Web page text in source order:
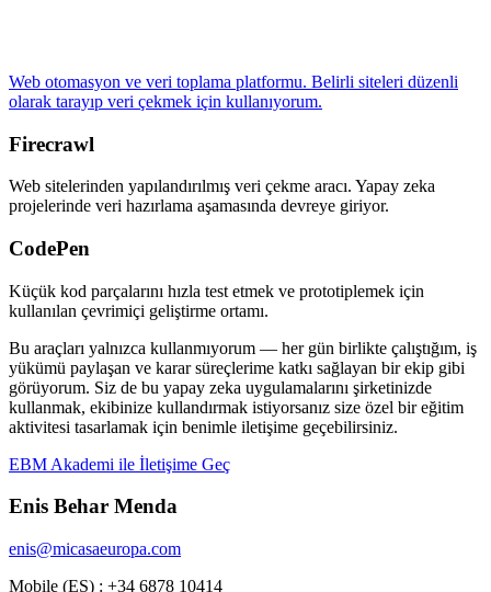
Web otomasyon ve veri toplama platformu. Belirli siteleri düzenli
olarak tarayıp veri çekmek için kullanıyorum.
Firecrawl
Web sitelerinden yapılandırılmış veri çekme aracı. Yapay zeka
projelerinde veri hazırlama aşamasında devreye giriyor.
CodePen
Küçük kod parçalarını hızla test etmek ve prototiplemek için
kullanılan çevrimiçi geliştirme ortamı.
Bu araçları yalnızca kullanmıyorum — her gün birlikte çalıştığım, iş
yükümü paylaşan ve karar süreçlerime katkı sağlayan bir ekip gibi
görüyorum. Siz de bu yapay zeka uygulamalarını şirketinizde
kullanmak, ekibinize kullandırmak istiyorsanız size özel bir eğitim
aktivitesi tasarlamak için benimle iletişime geçebilirsiniz.
EBM Akademi ile İletişime Geç
Enis Behar Menda
enis@micasaeuropa.com
Mobile (ES) : +34 6878 10414